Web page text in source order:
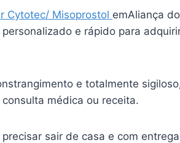
Cytotec/ Misoprostol emAliança
e rápido para
e totalmente
médica ou receita.
sair de casa e com